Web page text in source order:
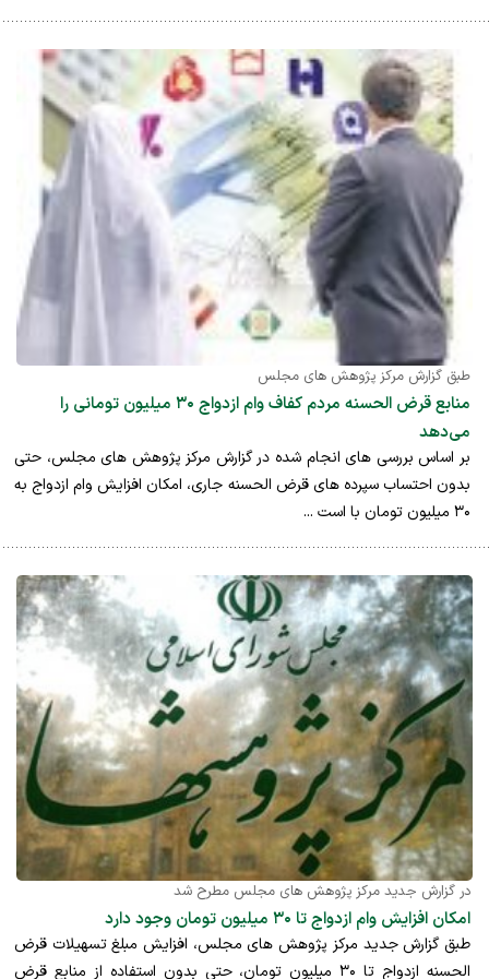
طبق گزارش مرکز پژوهش های مجلس
منابع قرض الحسنه مردم کفاف وام ازدواج ۳۰ میلیون تومانی را
می‌دهد
بر اساس بررسی های انجام شده در گزارش مرکز پژوهش های مجلس، حتی
بدون احتساب سپرده های قرض الحسنه جاری، امکان افزایش وام ازدواج به
۳۰ میلیون تومان با است ...
در گزارش جدید مرکز پژوهش های مجلس مطرح شد
امکان افزایش وام ازدواج تا ۳۰ میلیون تومان وجود دارد
طبق گزارش جدید مرکز پژوهش های مجلس، افزايش مبلغ تسهیلات قرض
الحسنه ازدواج تا ۳۰ میلیون تومان، حتی بدون استفاده از منابع قرض